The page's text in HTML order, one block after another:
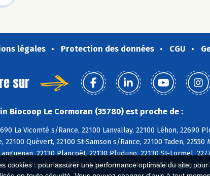
cookies : pour assurer une performance optimale du site,
légales Protection des données CGU
sur
Biocoop Le Cormoran (35780) est proche de :
La Vicomté s/Rance, 22100 Lanvallay, 22100 Léhon, 22690
22100 Quévert, 22100 St-Samson s/Rance, 22100 Taden,
22130 Plancoët, 22130 Pluduno, 22130 St-Lormel,
22650 Ploubalay, 22750 St-Jacut-de-la-Mer, 22650 Trégon,